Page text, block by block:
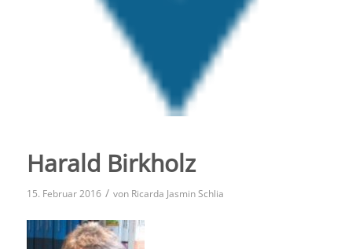
Harald Birkholz
15. Februar 2016 / von Ricarda Jasmin Schlia